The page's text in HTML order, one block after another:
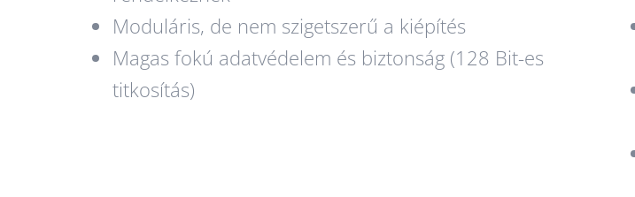
Moduláris, de nem szigetszerű a kiépítés
Magas fokú adatvédelem és biztonság (128 Bit-es
titkosítás)